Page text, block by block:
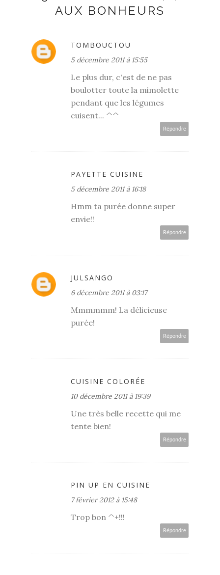
AUX BONHEURS
TOMBOUCTOU
5 décembre 2011 à 15:55
Le plus dur, c'est de ne pas
boulotter toute la mimolette
pendant que les légumes
cuisent... ^^
Répondre
PAYETTE CUISINE
5 décembre 2011 à 16:18
Hmm ta purée donne super
envie!!
Répondre
JULSANGO
6 décembre 2011 à 03:17
Mmmmmm! La délicieuse
purée!
Répondre
CUISINE COLORÉE
10 décembre 2011 à 19:39
Une très belle recette qui me
tente bien!
Répondre
PIN UP EN CUISINE
7 février 2012 à 15:48
Trop bon ^+!!!
Répondre